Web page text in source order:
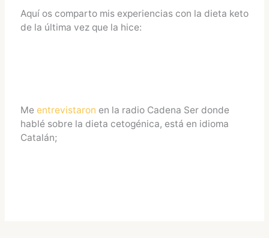
Aquí os comparto mis experiencias con la dieta keto
de la última vez que la hice:
Me entrevistaron en la radio Cadena Ser donde
hablé sobre la dieta cetogénica, está en idioma
Catalán;